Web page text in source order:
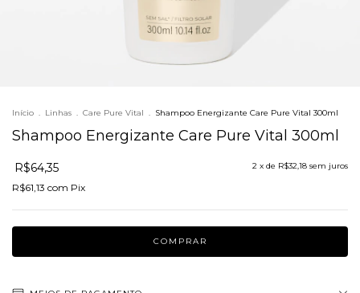
Início . Linhas . Care Pure Vital . Shampoo Energizante Care Pure Vital 300ml
Shampoo Energizante Care Pure Vital 300ml
R$64,35
R$61,13 com Pix
2 x de R$32,18 sem juros